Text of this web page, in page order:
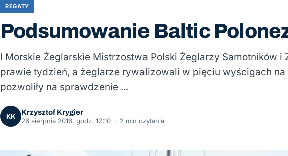
REGATY
Podsumowanie Baltic
I Morskie Żeglarskie Mistrzostwa Polski Żeglarzy Samotników i
prawie tydzień, a żeglarze rywalizowali w pięciu wyścigach
pozwoliły na sprawdzenie …
KK
Krzysztof Krygier
26 sierpnia 2016, godz. 12:10 · 2 min czytania